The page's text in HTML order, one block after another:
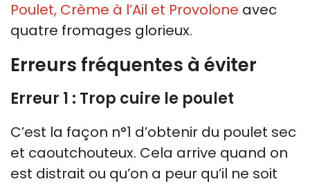
Poulet, Crème à l’Ail et Provolone avec
quatre fromages glorieux.
Erreurs fréquentes à éviter
Erreur 1 : Trop cuire le poulet
C’est la façon n°1 d’obtenir du poulet sec
et caoutchouteux. Cela arrive quand on
est distrait ou qu’on a peur qu’il ne soit